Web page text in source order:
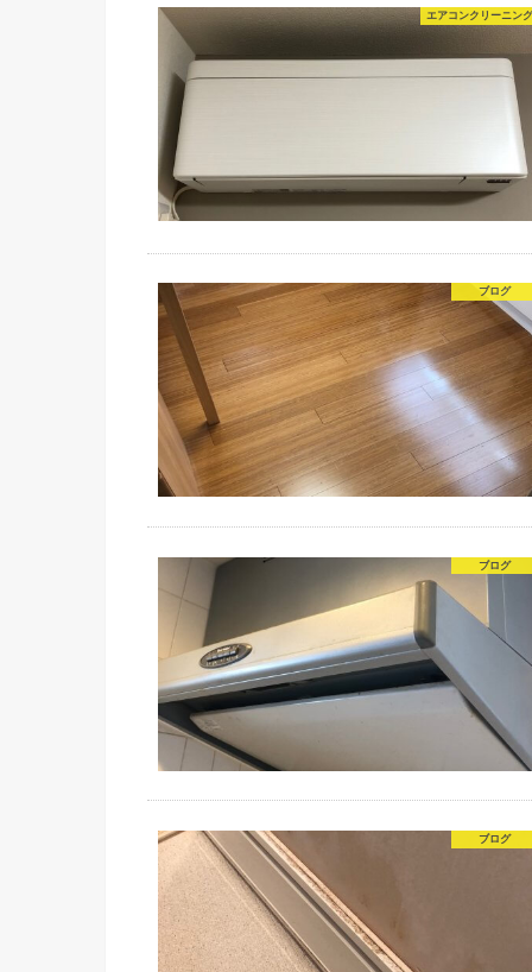
エアコンクリーニング
ブログ
ブログ
ブログ